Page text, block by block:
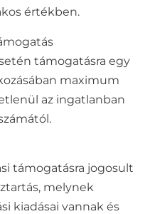
értékben.
támogatásra egy
maximum
az ingatlanban
támogatásra jogosult
melynek
kiadásai vannak és